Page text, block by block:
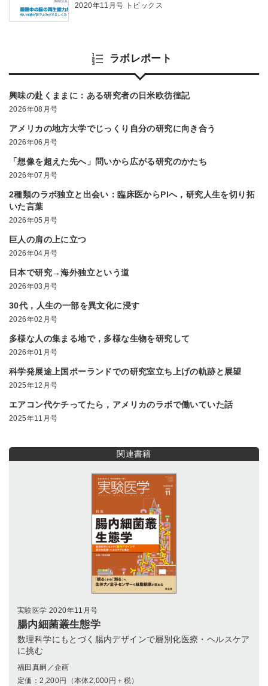
2020年11月号 トピックス
ラボレポート
興味の赴くままに：ある研究者の日米欧彷徨記
2026年08月号
アメリカの地方大学でじっくり自分の研究に向き合う
2026年06月号
「想像を超えた先へ」問いから広がる研究のかたち
2026年07月号
2種類のラボ独立と出会い：臨床医からPIへ，研究人生を切り拓
いた言葉
2026年05月号
巨人の肩の上に立つ
2026年04月号
日本で研究→海外独立という道
2026年03月号
30代，人生の一部を異文化に浸す
2026年02月号
多様な人の集まる地で，多様な生物を研究して
2026年01月号
科学発展途上国ポーランドでの研究室立ち上げの軌跡と展望
2025年12月号
エアコン代ケチってたら，アメリカのラボで働いていた話
2025年11月号
関連書籍
実験医学 2020年11月号
腸内細菌叢生態学
数理科学にもとづく腸内デザインで層別化医療・ヘルスケア
に挑む
福田真嗣／企画
定価：2,200円（本体2,000円＋税）